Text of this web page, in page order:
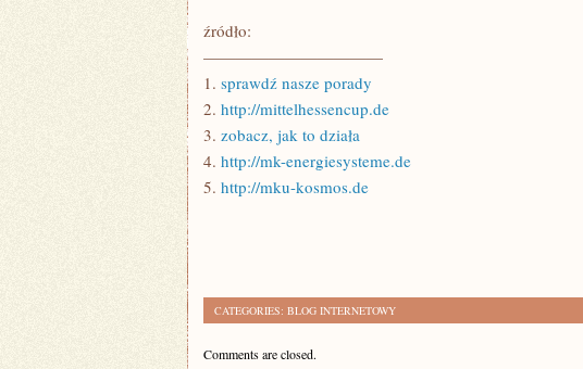
źródło:
———————————
1. sprawdź nasze porady
2. http://mittelhessencup.de
3. zobacz, jak to działa
4. http://mk-energiesysteme.de
5. http://mku-kosmos.de
CATEGORIES: BLOG INTERNETOWY
Comments are closed.